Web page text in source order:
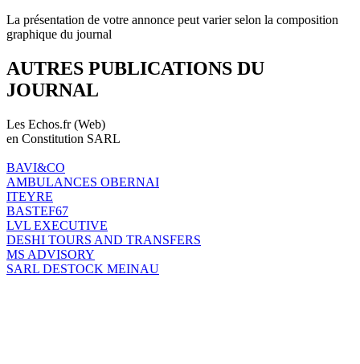
La présentation de votre annonce peut varier selon la composition
graphique du journal
AUTRES PUBLICATIONS DU
JOURNAL
Les Echos.fr (Web)
en Constitution SARL
BAVI&CO
AMBULANCES OBERNAI
ITEYRE
BASTEF67
LVL EXECUTIVE
DESHI TOURS AND TRANSFERS
MS ADVISORY
SARL DESTOCK MEINAU